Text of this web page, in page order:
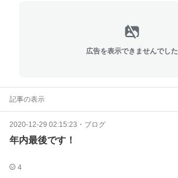
広告を表示できませんでした
記事の表示
2020-12-29 02:15:23 ・ ブログ
年内最後です！
4